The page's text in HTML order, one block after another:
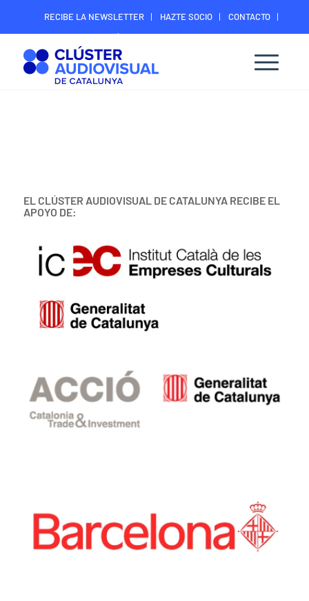
RECIBE LA NEWSLETTER HAZTE SOCIO
CONTACTO
ÁREA DIGITAL SOCIOS
EL CLÚSTER AUDIOVISUAL DE CATALUNYA RECIBE EL
APOYO DE: